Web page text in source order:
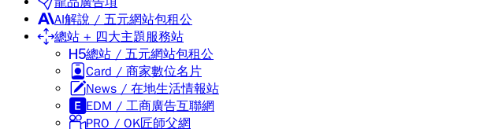
AI解說 / 五元網站包租公
總站 + 四大主題服務站
總站 / 五元網站包租公
Card / 商家數位名片
News / 在地生活情報站
EDM / 工商廣告互聯網
PRO / OK匠師父網